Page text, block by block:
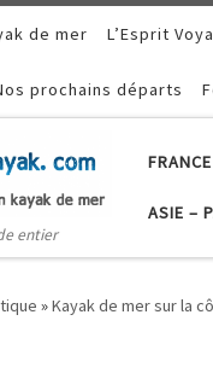
de mer L’Esprit
prochains départs
entier
FRANCE
ASIE –
»Kayak de mer sur la